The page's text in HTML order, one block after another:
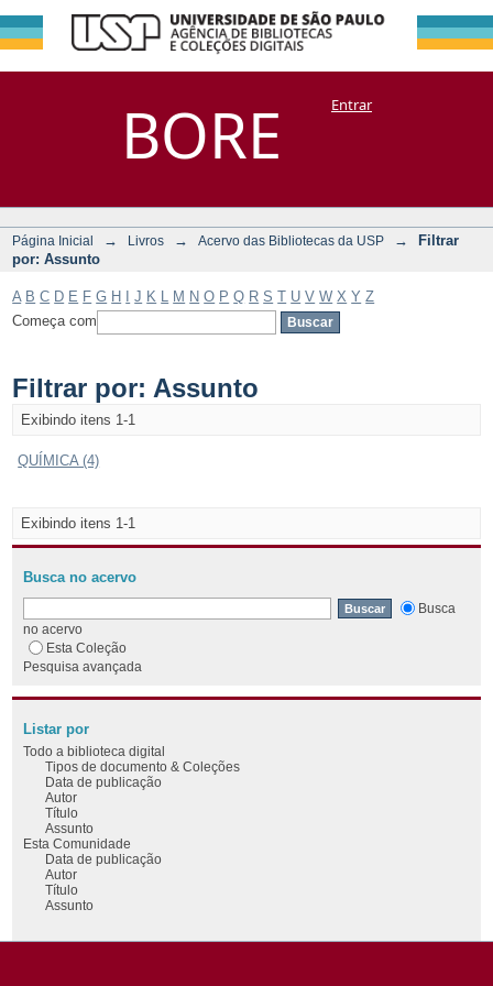
BORE
Filtrar por:
Assunto
DSpace/Manakin + CoriscoEntrar
Página Inicial → Livros → Acervo das Bibliotecas da USP →
Filtrar
por: Assunto
A B C D E F G H J K M N O P Q R S T U V W X Y Z
Começa com
Filtrar por: Assunto
Exibindo itens 1-1
QUÍMICA (4)
Exibindo itens 1-1
Busca no acervo
Busca
no acervo
Esta Coleção
Pesquisa avançada
Listar por
Todo a biblioteca digital
Tipos de documento & Coleções
Data de publicação
Autor
Título
Assunto
Esta Comunidade
Data de publicação
Autor
Título
Assunto